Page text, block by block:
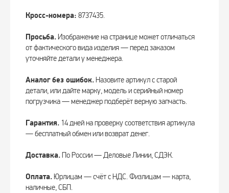
Кросс-номера: 8737435.
Просьба. Изображение на странице может отличаться
от фактического вида изделия — перед заказом
уточняйте детали у менеджера.
Аналог без ошибок. Назовите артикул с старой
детали, или дайте марку, модель и серийный номер
погрузчика — менеджер подберёт верную запчасть.
Гарантия. 14 дней на проверку соответствия артикула
— бесплатный обмен или возврат денег.
Доставка. По России — Деловые Линии, СДЭК.
Оплата. Юрлицам — счёт с НДС. Физлицам — карта,
наличные, СБП.